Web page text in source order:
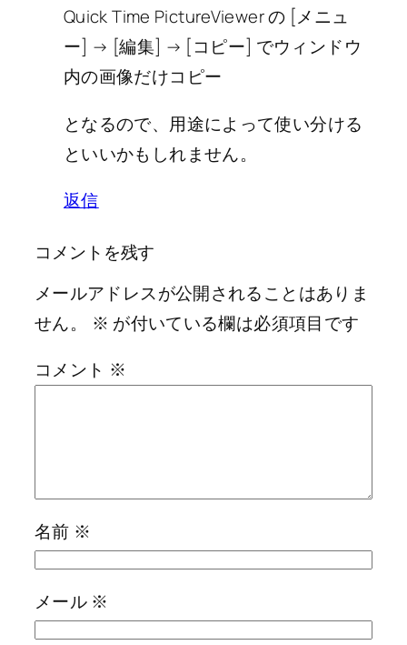
Quick Time PictureViewer の [メニュ
ー] → [編集] → [コピー] でウィンドウ
内の画像だけコピー
となるので、用途によって使い分ける
といいかもしれません。
返信
コメントを残す
メールアドレスが公開されることはありま
せん。
※ が付いている欄は必須項目です
コメント ※
名前 ※
メール ※